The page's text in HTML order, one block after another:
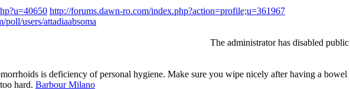
http://forums.dawn-ro.com/index.php?action=profile;u=361967
users/attadiaabsoma
The administrator has disabled
is deficiency of personal hygiene. Make sure you wipe nicely after having a bowel
hard. Barbour Milano